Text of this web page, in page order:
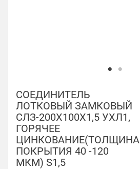
СОЕДИНИТЕЛЬ
ЛОТКОВЫЙ ЗАМКОВЫЙ
СЛЗ-200Х100Х1,5 УХЛ1,
ГОРЯЧЕЕ
ЦИНКОВАНИЕ(ТОЛЩИНА
ПОКРЫТИЯ 40 -120
МКМ) S1,5